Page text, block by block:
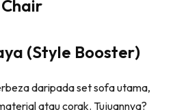
360
(Style Booster)
daripada set sofa utama,
atau corak. Tujuannya?